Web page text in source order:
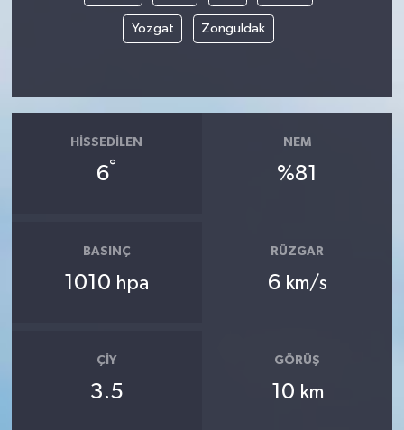
Yozgat Zonguldak
HISSEDILEN
6°
NEM
%81
BASINÇ
1010 hpa
RÜZGAR
6 km/s
ÇIY
3.5
GÖRÜŞ
10 km